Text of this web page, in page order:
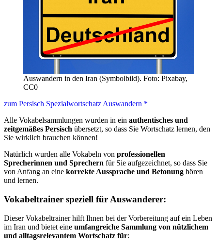
Auswandern in den Iran (Symbolbild). Foto: Pixabay,
CC0
zum Persisch Spezialwortschatz Auswandern
Alle Vokabelsammlungen wurden in ein authentisches und
zeitgemäßes Persisch übersetzt, so dass Sie Wortschatz lernen, den
Sie wirklich brauchen können!
Natürlich wurden alle Vokabeln von professionellen
Sprecherinnen und Sprechern für Sie aufgezeichnet, so dass Sie
von Anfang an eine korrekte Aussprache und Betonung hören
und lernen.
Vokabeltrainer speziell für Auswanderer:
Dieser Vokabeltrainer hilft Ihnen bei der Vorbereitung auf ein Leben
im Iran und bietet eine umfangreiche Sammlung von nützlichem
und alltagsrelevantem Wortschatz für: